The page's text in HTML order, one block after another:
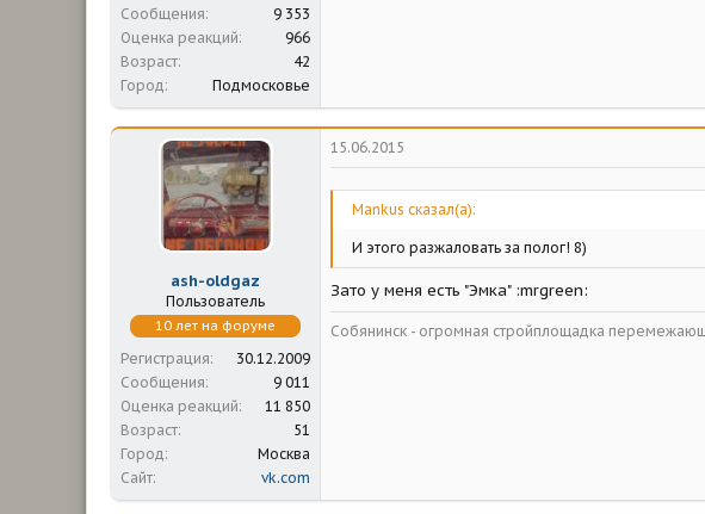
Сообщения
9 353
Оценка реакций
966
Возраст
42
Город
Подмосковье
ash-oldgaz
Пользователь
10 лет на форуме
Регистрация
30.12.2009
Сообщения
9 011
Оценка реакций
11 850
Возраст
51
Город
Москва
Сайт
vk.com
15.06.2015
Mankus сказал(а):
И этого разжаловать за полог! 8)
Зато у меня есть "Эмка" :mrgreen:
Собянинск - огромная стройплощадка